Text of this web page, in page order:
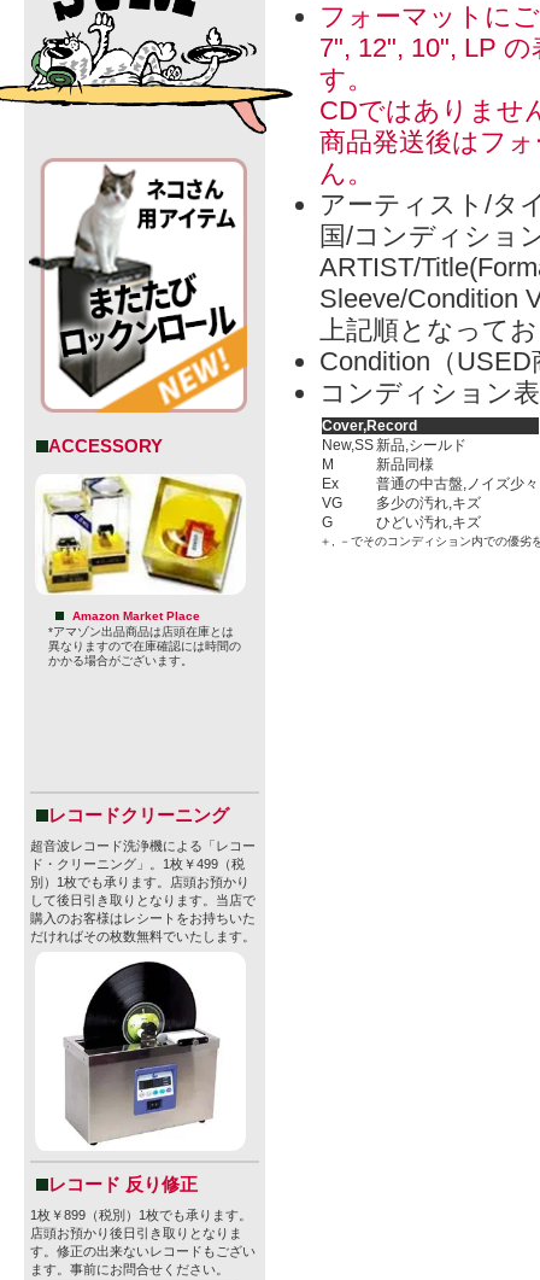
ACCESSORY
Amazon Market Place
*アマゾン出品商品は店頭在庫とは
異なりますので在庫確認には時間の
かかる場合がございます。
レコードクリーニング
超音波レコード洗浄機による「レコー
ド・クリーニング」。1枚￥499（税
別）1枚でも承ります。店頭お預かり
して後日引き取りとなります。当店で
購入のお客様はレシートをお持ちいた
だければその枚数無料でいたします。
レコード 反り修正
1枚￥899（税別）1枚でも承ります。
店頭お預かり後日引き取りとなりま
す。修正の出来ないレコードもござい
ます。事前にお問合せください。
フォーマットに
7", 12", 10", LP
す。
CDではありませ
商品発送後はフ
ん。
アーティスト/タ
国/コンディショ
ARTIST/
Sleeve/Condition
上記順となって
Condition（
コンディション
Cover,Record
New,SS新品,シールド
M
新品同様
Ex
普通の中古盤,ノイズ少々
VG
多少の汚れ,キズ
G
ひどい汚れ,キズ
＋, －でそのコンディション内での優劣